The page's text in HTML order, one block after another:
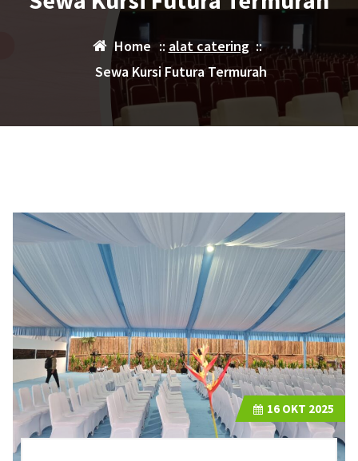
Home :: alat catering::
Sewa Kursi Futura Termurah
16 OKT 2025